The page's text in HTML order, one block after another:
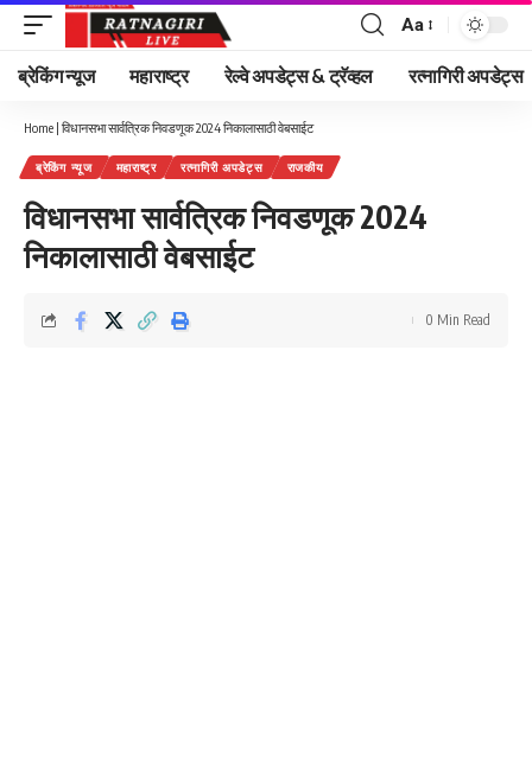
Font
Resizer
Aa
ब्रेकिंग न्यूज महाराष्ट्र रेल्वे अपडेट्स & ट्रॅव्हल रत्नागिरी अपडेट्स
Home | विधानसभा सार्वत्रिक निवडणूक 2024 निकालासाठी वेबसाईट
ब्रेकिंग न्यूज महाराष्ट्र रत्नागिरी अपडेट्स राजकीय
विधानसभा सार्वत्रिक निवडणूक 2024
निकालासाठी वेबसाईट
0 Min Read